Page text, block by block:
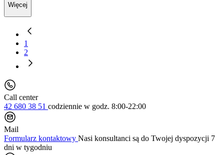
Więcej
1
2
Call center
42 680 38 51 codziennie w godz. 8:00-22:00
Mail
Formularz kontaktowy Nasi konsultanci są do Twojej dyspozycji 7
dni w tygodniu